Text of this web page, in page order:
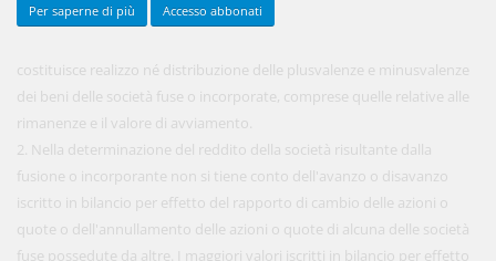
costituisce realizzo né distribuzione delle plusvalenze e minusvalenze
dei beni delle società fuse o incorporate, comprese quelle relative alle
rimanenze e il valore di avviamento.
2. Nella determinazione del reddito della società risultante dalla
fusione o incorporante non si tiene conto dell'avanzo o disavanzo
iscritto in bilancio per effetto del rapporto di cambio delle azioni o
quote o dell'annullamento delle azioni o quote di alcuna delle società
fuse possedute da altre. I maggiori valori iscritti in bilancio per effetto
Per saperne di più Accesso abbonati